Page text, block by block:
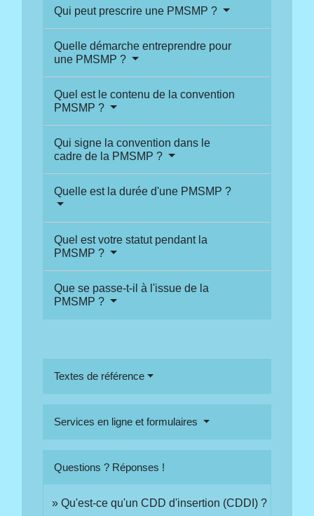
Qui peut prescrire une PMSMP ?
Quelle démarche entreprendre pour
une PMSMP ?
Quel est le contenu de la convention
PMSMP ?
Qui signe la convention dans le
cadre de la PMSMP ?
Quelle est la durée d'une PMSMP ?
Quel est votre statut pendant la
PMSMP ?
Que se passe-t-il à l'issue de la
PMSMP ?
Textes de référence
Services en ligne et formulaires
Questions ? Réponses !
Qu'est-ce qu'un CDD d'insertion (CDDI) ?